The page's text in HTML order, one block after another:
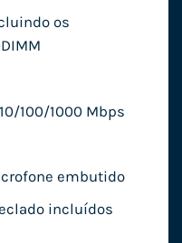
os
10/100/1000 Mbps
embutido
incluídos